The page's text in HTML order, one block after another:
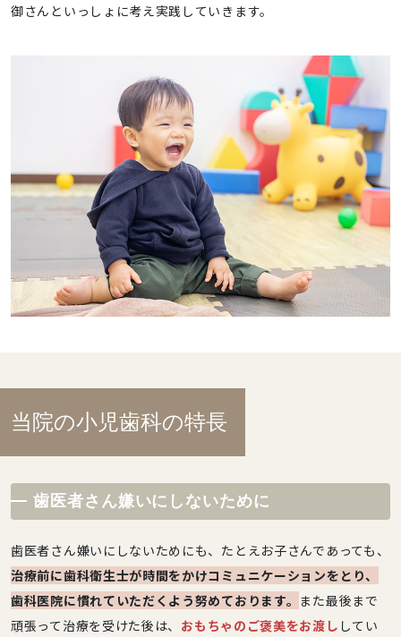
御さんといっしょに考え実践していきます。
当院の小児歯科の特長
歯医者さん嫌いにしないために
歯医者さん嫌いにしないためにも、たとえお子さんであっても、
治療前に歯科衛生士が時間をかけコミュニケーションをとり、
歯科医院に慣れていただくよう努めております。 また最後まで
頑張って治療を受けた後は、 おもちゃのご褒美をお渡し してい